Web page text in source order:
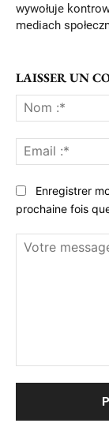
wywołuje
mediach
LAISSER UN
Enregistrer
prochaine fois